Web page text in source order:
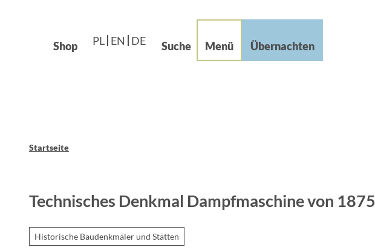
Shop PL EN DE Suche Menü Übernachten
Leichte Sprache
Startseite
Technisches Denkmal Dampfmaschine von 1875
Historische Baudenkmäler und Stätten